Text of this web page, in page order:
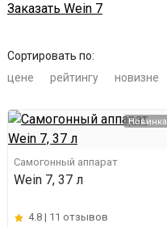
Заказать Wein 7
Сортировать по:
цене
рейтингу новизне
Новинка
Самогонный аппарат
Wein 7, 37 л
4.8 | 11 отзывов